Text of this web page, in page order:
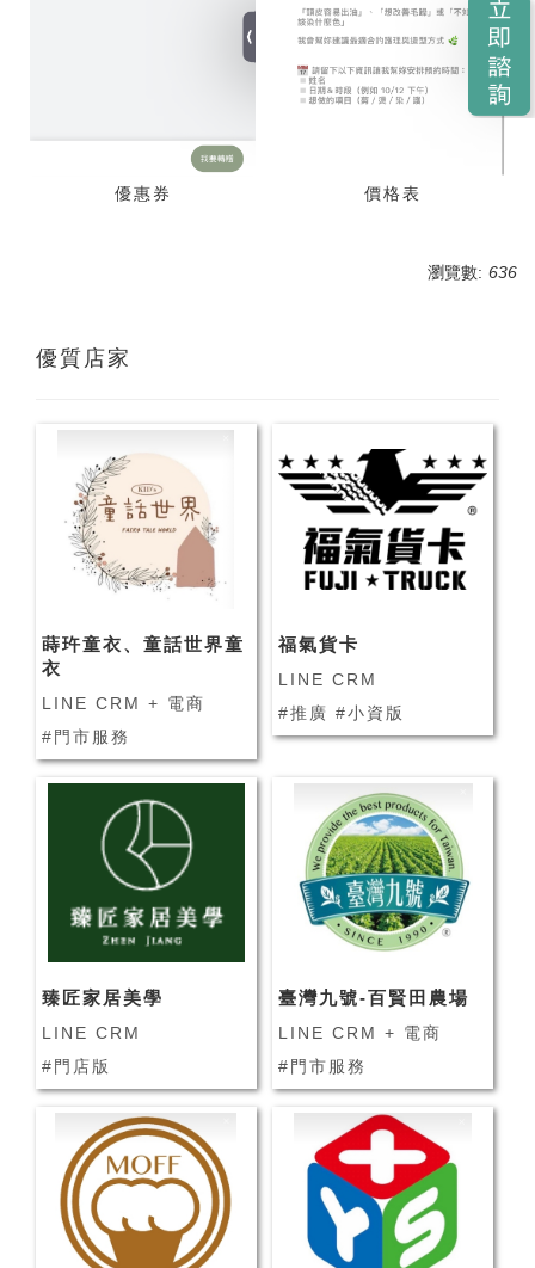
優惠券 價格表
瀏覽數: 636
優質店家
蒔玝童衣、童話世界童
衣
LINE CRM + 電商
#門市服務
福氣貨卡
LINE CRM
#推廣 #小資版
臻匠家居美學
LINE CRM
#門店版
臺灣九號-百賢田農場
LINE CRM + 電商
#門市服務